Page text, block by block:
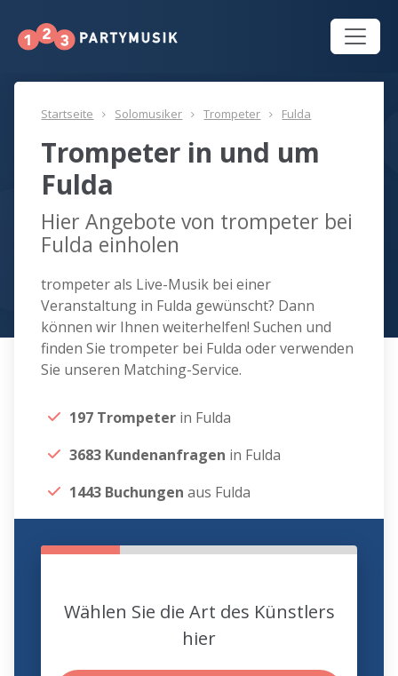
Startseite Solomusiker Trompeter Fulda
Trompeter in und um
Fulda
Hier Angebote von trompeter bei
Fulda einholen
trompeter als Live-Musik bei einer
Veranstaltung in Fulda gewünscht? Dann
können wir Ihnen weiterhelfen! Suchen und
finden Sie trompeter bei Fulda oder verwenden
Sie unseren Matching-Service.
197 Trompeter in Fulda
3683 Kundenanfragen in Fulda
1443 Buchungen aus Fulda
Wählen Sie die Art des Künstlers
hier